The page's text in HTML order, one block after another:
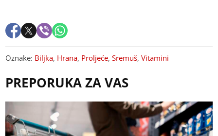
Oznake: Biljka, Hrana, Proljeće,Sremuš,Vitamini
PREPORUKA ZA VAS